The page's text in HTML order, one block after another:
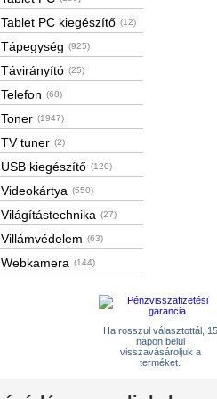
Tablet PC kiegészítő (12)
Tápegység (925)
Távirányító (25)
Telefon (68)
Toner (1947)
TV tuner (2)
USB kiegészítő (120)
Videokártya (550)
Világítástechnika (27)
Villámvédelem (63)
Webkamera (144)
Ha rosszul választottál, 15
napon belül
visszavásároljuk a
terméket.